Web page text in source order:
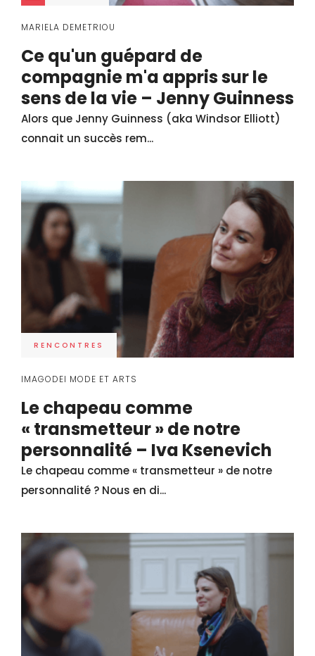
MARIELA DEMETRIOU
Ce qu'un guépard de
compagnie m'a appris sur le
sens de la vie – Jenny Guinness
Alors que Jenny Guinness (aka Windsor Elliott)
connait un succès rem...
RENCONTRES
IMAGODEI MODE ET ARTS
Le chapeau comme
« transmetteur » de notre
personnalité – Iva Ksenevich
Le chapeau comme « transmetteur » de notre
personnalité ? Nous en di...